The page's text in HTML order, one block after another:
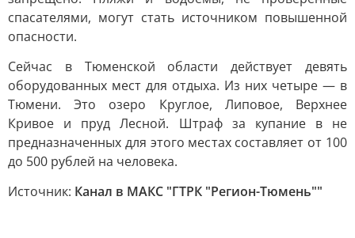
спасателями, могут стать источником повышенной
опасности.
Сейчас в Тюменской области действует девять
оборудованных мест для отдыха. Из них четыре — в
Тюмени. Это озеро Круглое, Липовое, Верхнее
Кривое и пруд Лесной. Штраф за купание в не
предназначенных для этого местах составляет от 100
до 500 рублей на человека.
Источник: Канал в МАКС "ГТРК "Регион-Тюмень""